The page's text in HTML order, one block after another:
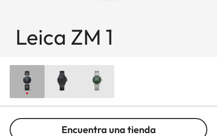
Leica ZM 1
Encuentra una tienda